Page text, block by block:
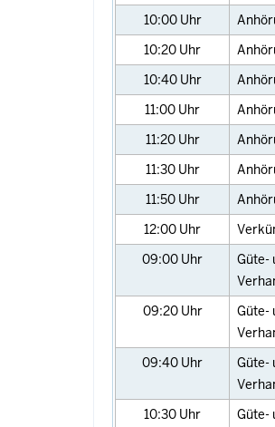
10:00 Uhr
10:20 Uhr
10:40 Uhr
11:00 Uhr
11:20 Uhr
11:30 Uhr
11:50 Uhr
12:00 Uhr
09:00 Uhr
Güte-
09:20 Uhr
Güte-
09:40 Uhr
Güte-
10:30 Uhr
Güte-